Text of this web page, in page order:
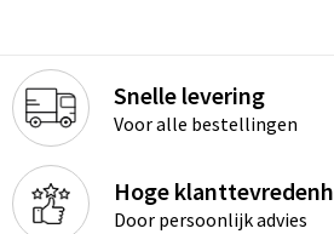
Snelle levering
Voor alle bestellingen
Hoge
Door persoonlijk advies